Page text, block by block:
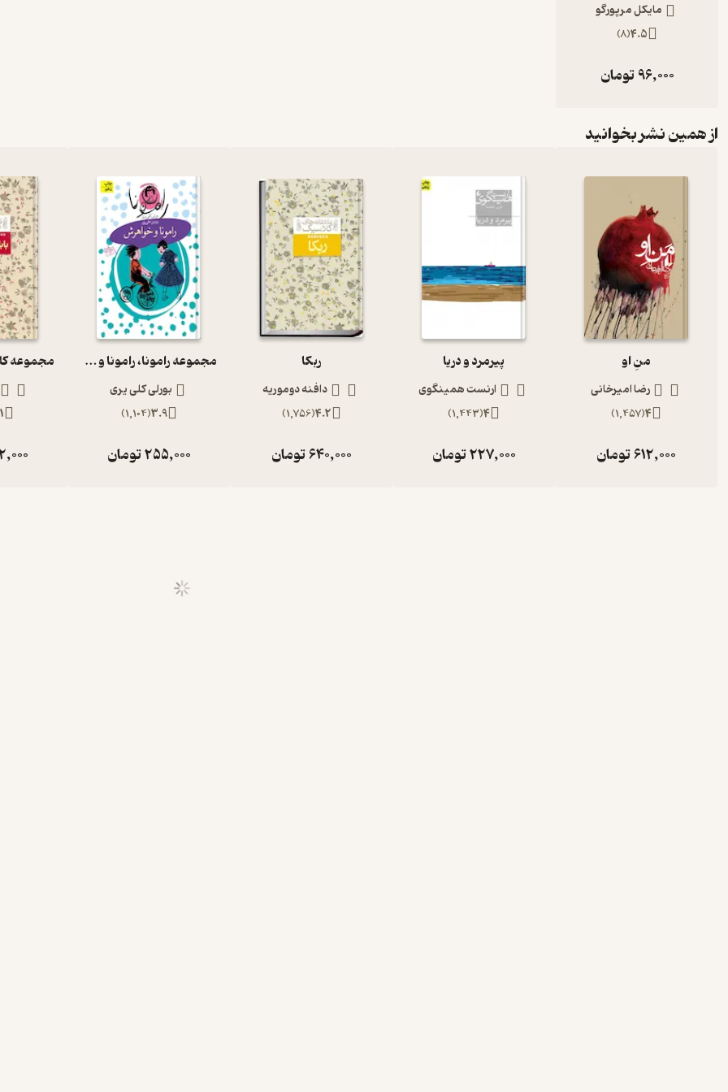
مایکل مرپورگو
4.5
(
8
)
96,000تومان
از همین نشر بخوانید
منِ او
رضا امیرخانی
4
(
1,457
)
612,000تومان
پیرمرد و دریا
ارنست همینگوی
4
(
1,443
)
227,000تومان
ربکا
دافنه دوموریه
4.2
(
1,756
)
640,000تومان
مجموعه رامونا، رامونا و خواهرش جلد 1
بورلی کلی یری
3.9
(
1,104
)
255,000تومان